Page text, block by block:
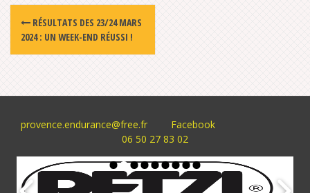
Post
navigation
RÉSULTATS DES 23/24 MARS
2024 : UN WEEK-END RÉUSSI !
provence.endurance@free.fr
Facebook
06 50 27 83 02